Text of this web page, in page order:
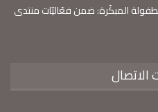
المبكّرة: ضمن فعّاليّات منتدى